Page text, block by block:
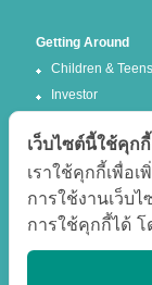
Getting Around
Children &
Investor
Facebook
เว็บไซต์นี้ใช้คุกกี้
เราใช้คุกกี้เพื่อ
การใช้งานเว็บ
การใช้คุกกี้ได้